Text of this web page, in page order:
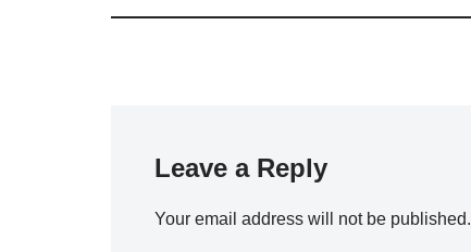
Leave a Reply
Your email address will not be published.